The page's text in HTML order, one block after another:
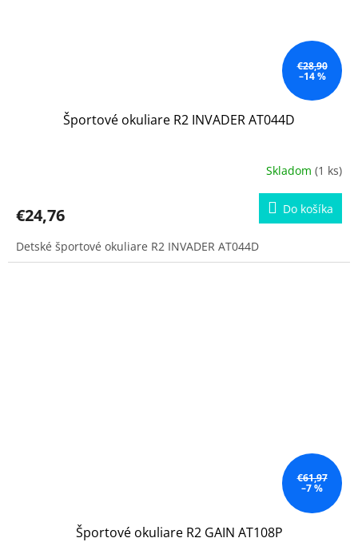
€28,90
–14 %
Športové okuliare R2 INVADER AT044D
Skladom (1 ks)
€24,76 Do košíka
Detské športové okuliare R2 INVADER AT044D
€61,97
–7 %
Športové okuliare R2 GAIN AT108P